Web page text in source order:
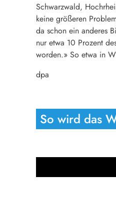
Schwarzwald,
keine größeren
da schon ein anderes
nur etwa 10 Prozent
worden.» So etwa in
dpa
So wird das